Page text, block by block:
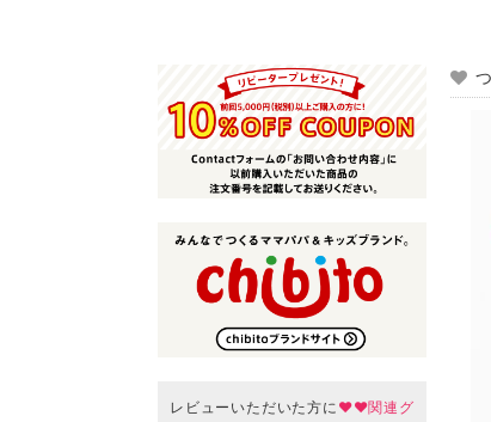
レビューいただいた方に ♥♥関連グ